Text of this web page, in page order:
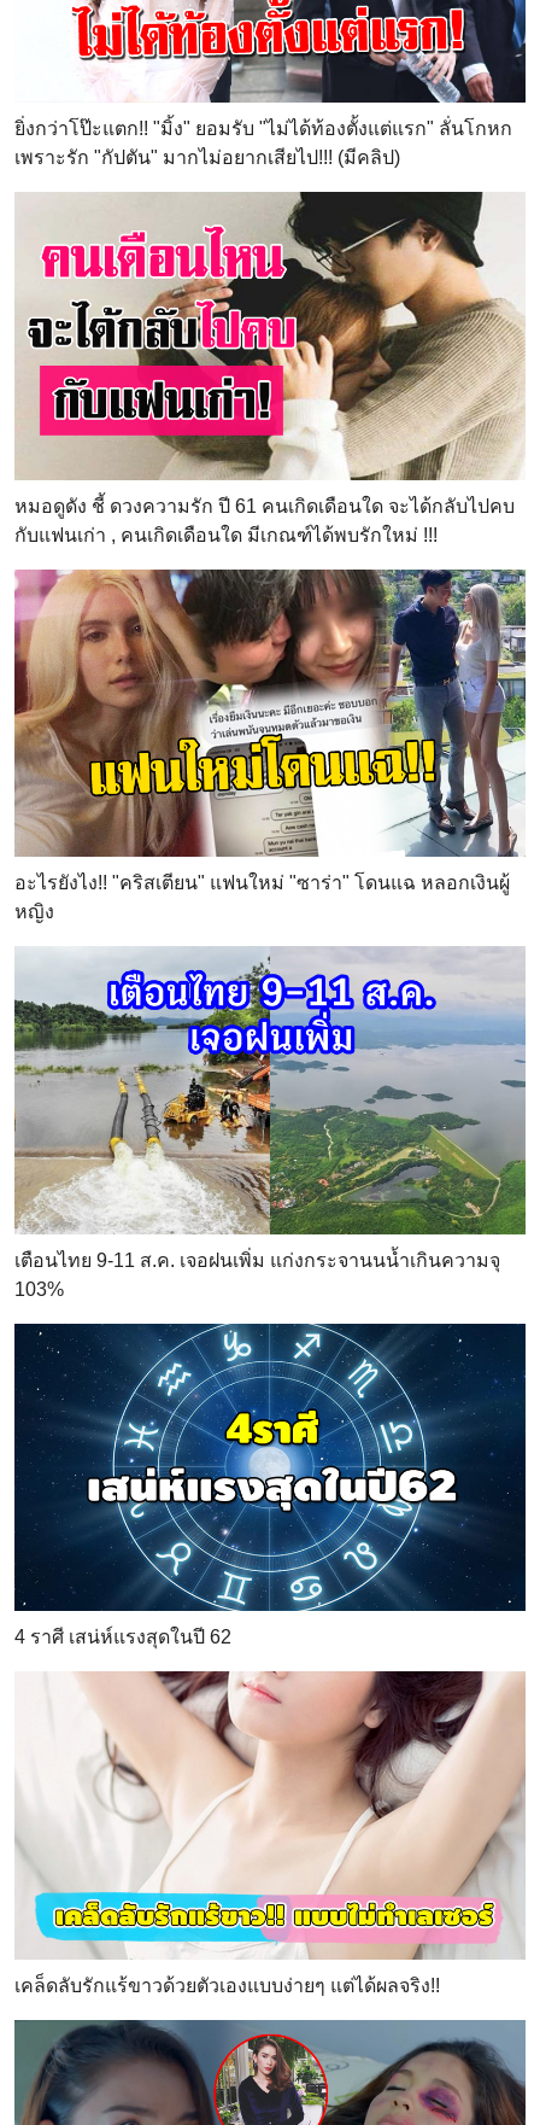
ยิ่งกว่าโป๊ะแตก!! "มิ้ง" ยอมรับ "ไม่ได้ท้องตั้งแต่แรก" ลั่นโกหก
เพราะรัก "กัปตัน" มากไม่อยากเสียไป!!! (มีคลิป)
หมอดูดัง ชี้ ดวงความรัก ปี 61 คนเกิดเดือนใด จะได้กลับไปคบ
กับแฟนเก่า , คนเกิดเดือนใด มีเกณฑ์ได้พบรักใหม่ !!!
อะไรยังไง!! "คริสเตียน" แฟนใหม่ "ซาร่า" โดนแฉ หลอกเงินผู้
หญิง
เตือนไทย 9-11 ส.ค. เจอฝนเพิ่ม แก่งกระจานนน้ำเกินความจุ
103%
4 ราศี เสน่ห์แรงสุดในปี 62
เคล็ดลับรักแร้ขาวด้วยตัวเองแบบง่ายๆ แต่ได้ผลจริง!!